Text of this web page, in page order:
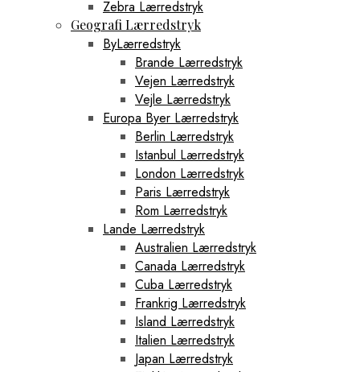
Zebra Lærredstryk
Geografi Lærredstryk
ByLærredstryk
Brande Lærredstryk
Vejen Lærredstryk
Vejle Lærredstryk
Europa Byer Lærredstryk
Berlin Lærredstryk
Istanbul Lærredstryk
London Lærredstryk
Paris Lærredstryk
Rom Lærredstryk
Lande Lærredstryk
Australien Lærredstryk
Canada Lærredstryk
Cuba Lærredstryk
Frankrig Lærredstryk
Island Lærredstryk
Italien Lærredstryk
Japan Lærredstryk